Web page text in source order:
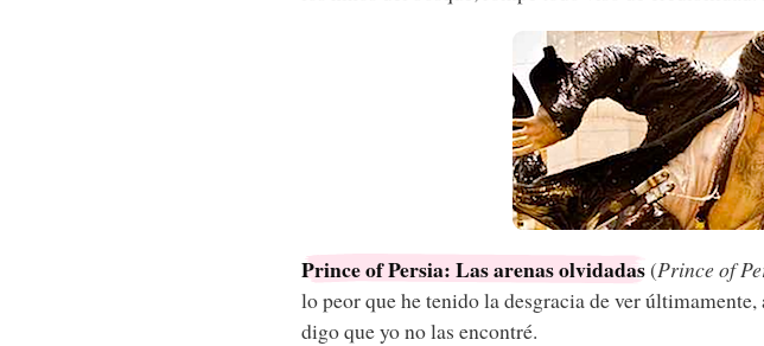
Prince of Persia: Las arenas olvidadas(Prince of
lo peor que he tenido la desgracia de ver
digo que yo no las encontré.